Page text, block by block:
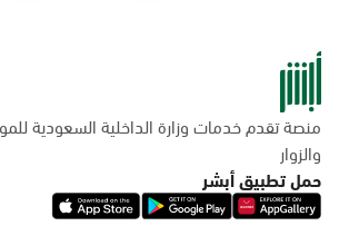
منصة تقدم خدمات وزارة الداخلية السعودية
والزوار
حمل تطبيق أبشر